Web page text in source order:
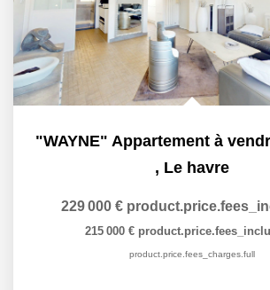
, Le havre
229 000 €
215 000 €
product.price.fees_charges.full